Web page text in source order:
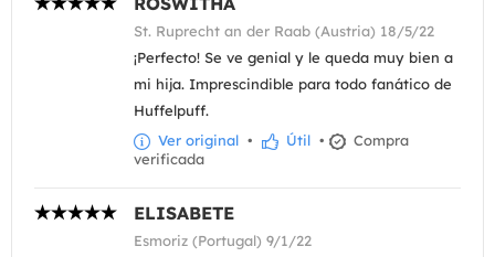
St. Ruprecht an der Raab (Austria) 18/5/22
¡Perfecto! Se ve genial y le queda muy bien a
mi hija. Imprescindible para todo fanático de
Huffelpuff.
Ver original • Útil •
Compra
verificada
ELISABETE
Esmoriz (Portugal) 9/1/22